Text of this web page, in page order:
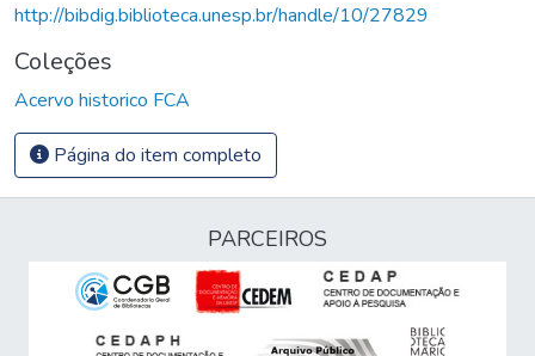
http://bibdig.biblioteca.unesp.br/handle/10/27829
Coleções
Acervo historico FCA
Página do item completo
PARCEIROS